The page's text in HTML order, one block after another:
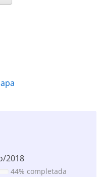
2018
44% completada